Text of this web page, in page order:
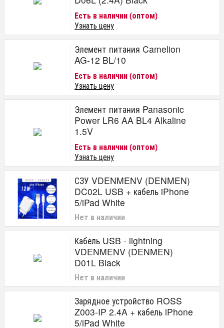
Есть в наличии (оптом)
Узнать цену
Элемент питания Camelion
AG-12 BL/10
Есть в наличии (оптом)
Узнать цену
Элемент питания Panasonic
Power LR6 AA BL4 Alkaline
1.5V
Есть в наличии (оптом)
Узнать цену
СЗУ VDENMENV (DENMEN)
DC02L USB + кабель iPhone
5/iPad White
Нет в наличии
Кабель USB - lightning
VDENMENV (DENMEN)
D01L Black
Нет в наличии
Зарядное устройство ROSS
Z003-IP 2.4A + кабель iPhone
5/iPad White